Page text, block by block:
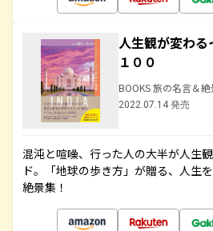
人生観が変わ
１００
BOOKS 旅の名言＆絶
2022.07.14 発売
混沌と喧噪、行った人の大半が人生
ド。「地球の歩き方」が贈る、人生
絶景集！